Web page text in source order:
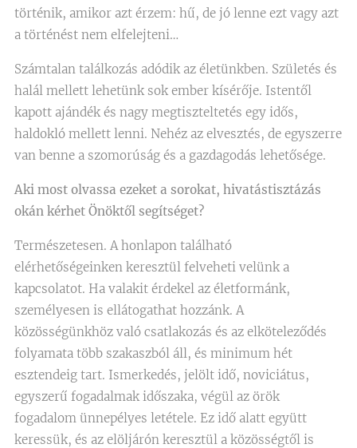
történik, amikor azt érzem: hű, de jó lenne ezt vagy azt
a történést nem elfelejteni…
Számtalan találkozás adódik az életünkben. Születés és
halál mellett lehetünk sok ember kísérője. Istentől
kapott ajándék és nagy megtiszteltetés egy idős,
haldokló mellett lenni. Nehéz az elvesztés, de egyszerre
van benne a szomorúság és a gazdagodás lehetősége.
Aki most olvassa ezeket a sorokat, hivatástisztázás
okán kérhet Önöktől segítséget?
Természetesen. A honlapon található
elérhetőségeinken keresztül felveheti velünk a
kapcsolatot. Ha valakit érdekel az életformánk,
személyesen is ellátogathat hozzánk. A
közösségünkhöz való csatlakozás és az elköteleződés
folyamata több szakaszból áll, és minimum hét
esztendeig tart. Ismerkedés, jelölt idő, noviciátus,
egyszerű fogadalmak időszaka, végül az örök
fogadalom ünnepélyes letétele. Ez idő alatt együtt
keressük, és az elöljárón keresztül a közösségtől is